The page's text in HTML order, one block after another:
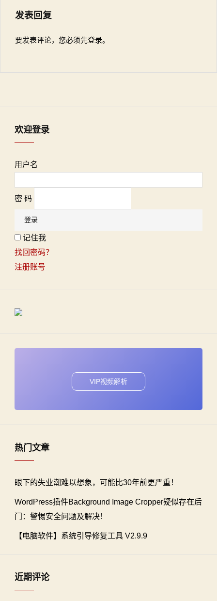
发表回复
要发表评论，您必须先登录。
欢迎登录
用户名
密 码
记住我
找回密码？
注册账号
VIP视频解析
热门文章
眼下的失业潮难以想象，可能比30年前更严重！
WordPress插件Background Image Cropper疑似存在后
门：警惕安全问题及解决！
【电脑软件】系统引导修复工具 V2.9.9
近期评论